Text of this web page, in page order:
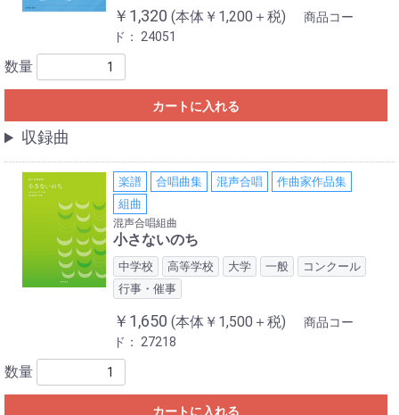
￥1,320 (本体￥1,200＋税)
商品コー
ド：24051
数量
カートに入れる
収録曲
楽譜 合唱曲集 混声合唱
作曲家作品集
組曲
混声合唱組曲
小さないのち
中学校 高等学校 大学 一般
コンクール
行事・催事
￥1,650 (本体￥1,500＋税)
商品コー
ド：27218
数量
カートに入れる